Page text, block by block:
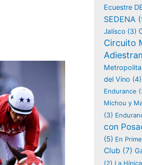
Ecuestre
SEDENA
Jalisco (3)
Circuito
del Vino (4)
Endurance
Michou y
(3)
con
(5) En
Club (7)
(2) La Hípica